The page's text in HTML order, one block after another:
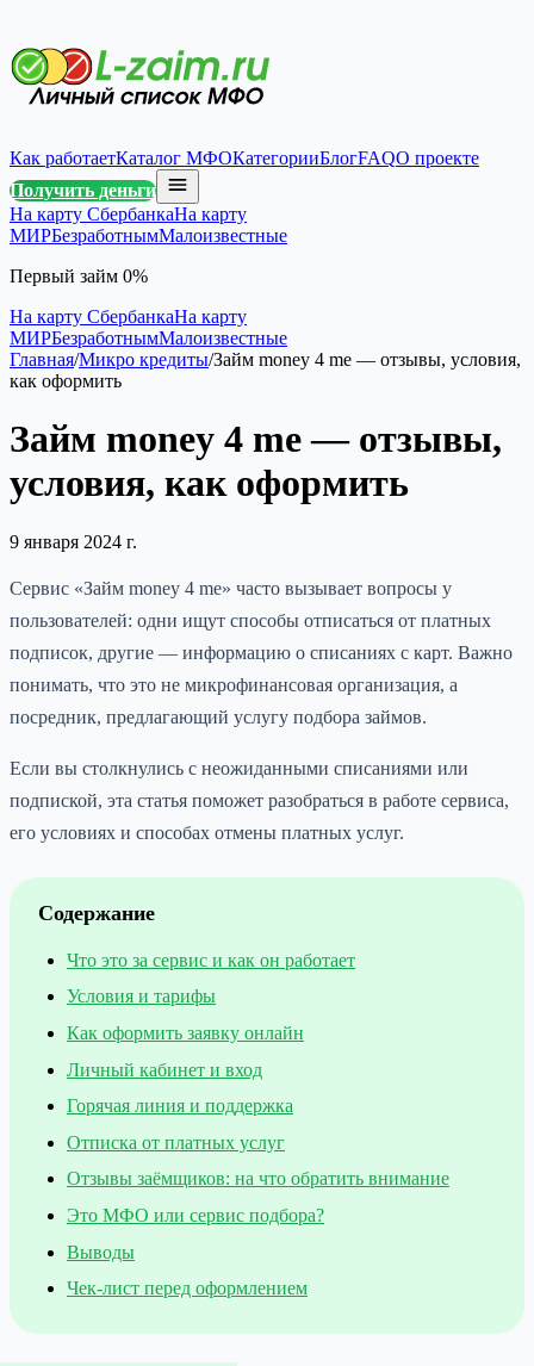
Как работаетКаталог МФОКатегорииБлогFAQО проекте
Получить деньги
На карту СбербанкаНа карту
МИРБезработнымМалоизвестные
Первый займ 0%
На карту СбербанкаНа карту
МИРБезработнымМалоизвестные
Главная/Микро кредиты/Займ money 4 me — отзывы, условия,
как оформить
Займ money 4 me — отзывы,
условия, как оформить
9 января 2024 г.
Сервис «Займ money 4 me» часто вызывает вопросы у
пользователей: одни ищут способы отписаться от платных
подписок, другие — информацию о списаниях с карт. Важно
понимать, что это не микрофинансовая организация, а
посредник, предлагающий услугу подбора займов.
Если вы столкнулись с неожиданными списаниями или
подпиской, эта статья поможет разобраться в работе сервиса,
его условиях и способах отмены платных услуг.
Содержание
Что это за сервис и как он работает
Условия и тарифы
Как оформить заявку онлайн
Личный кабинет и вход
Горячая линия и поддержка
Отписка от платных услуг
Отзывы заёмщиков: на что обратить внимание
Это МФО или сервис подбора?
Выводы
Чек-лист перед оформлением